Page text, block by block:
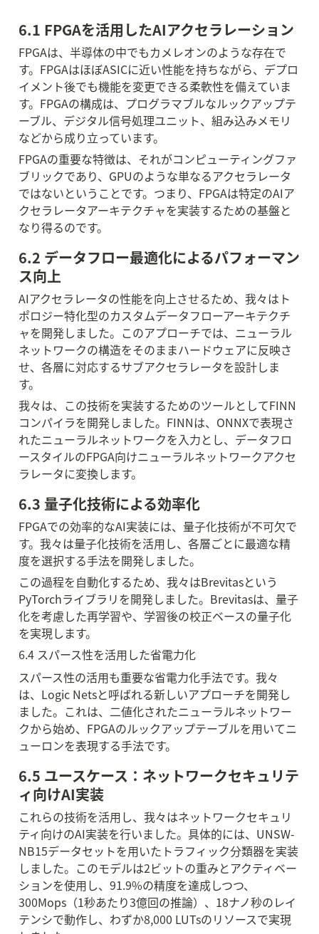
6.1 FPGAを活用したAIアクセラレーション
FPGAは、半導体の中でもカメレオンのような存在で
す。FPGAはほぼASICに近い性能を持ちながら、デプロ
イメント後でも機能を変更できる柔軟性を備えていま
す。FPGAの構成は、プログラマブルなルックアップテ
ーブル、デジタル信号処理ユニット、組み込みメモリ
などから成り立っています。
FPGAの重要な特徴は、それがコンピューティングファ
ブリックであり、GPUのような単なるアクセラレータ
ではないということです。つまり、FPGAは特定のAIア
クセラレータアーキテクチャを実装するための基盤と
なり得るのです。
6.2 データフロー最適化によるパフォーマン
ス向上
AIアクセラレータの性能を向上させるため、我々はト
ポロジー特化型のカスタムデータフローアーキテクチ
ャを開発しました。このアプローチでは、ニューラル
ネットワークの構造をそのままハードウェアに反映さ
せ、各層に対応するサブアクセラレータを設計しま
す。
我々は、この技術を実装するためのツールとしてFINN
コンパイラを開発しました。FINNは、ONNXで表現さ
れたニューラルネットワークを入力とし、データフロ
ースタイルのFPGA向けニューラルネットワークアクセ
ラレータに変換します。
6.3 量子化技術による効率化
FPGAでの効率的なAI実装には、量子化技術が不可欠で
す。我々は量子化技術を活用し、各層ごとに最適な精
度を選択する手法を開発しました。
この過程を自動化するため、我々はBrevitasという
PyTorchライブラリを開発しました。Brevitasは、量子
化を考慮した再学習や、学習後の校正ベースの量子化
を実現します。
6.4 スパース性を活用した省電力化
スパース性の活用も重要な省電力化手法です。我々
は、Logic Netsと呼ばれる新しいアプローチを開発し
ました。これは、二値化されたニューラルネットワー
クから始め、FPGAのルックアップテーブルを用いてニ
ューロンを表現する手法です。
6.5 ユースケース：ネットワークセキュリテ
ィ向けAI実装
これらの技術を活用し、我々はネットワークセキュリ
ティ向けのAI実装を行いました。具体的には、UNSW-
NB15データセットを用いたトラフィック分類器を実装
しました。このモデルは2ビットの重みとアクティベー
ションを使用し、91.9%の精度を達成しつつ、
300Mops（1秒あたり3億回の推論）、18ナノ秒のレイ
テンシで動作し、わずか8,000 LUTsのリソースで実現